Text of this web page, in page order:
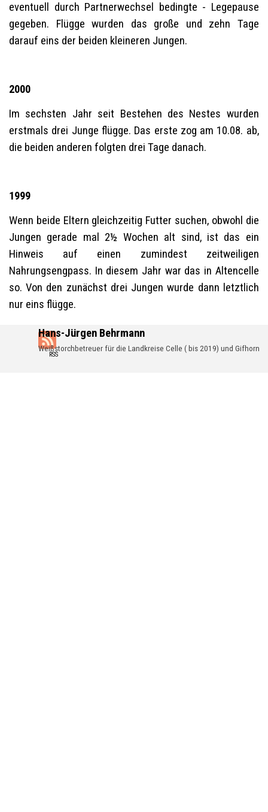
eventuell durch Partnerwechsel bedingte - Legepause
gegeben. Flügge wurden das große und zehn Tage
darauf eins der beiden kleineren Jungen.
2000
Im sechsten Jahr seit Bestehen des Nestes wurden
erstmals drei Junge flügge. Das erste zog am 10.08. ab,
die beiden anderen folgten drei Tage danach.
1999
Wenn beide Eltern gleichzeitig Futter suchen, obwohl die
Jungen gerade mal 2½ Wochen alt sind, ist das ein
Hinweis auf einen zumindest zeitweiligen
Nahrungsengpass. In diesem Jahr war das in Altencelle
so. Von den zunächst drei Jungen wurde dann letztlich
nur eins flügge.
Hans-Jürgen Behrmann
Weißstorchbetreuer für die Landkreise Celle ( bis 2019) und Gifhorn
RSS